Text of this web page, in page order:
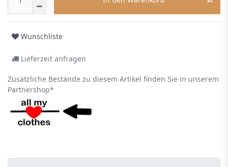
Wunschliste
Lieferzeit anfragen
Zusätzliche Bestände zu diesem Artikel finden Sie in unserem
Partnershop*